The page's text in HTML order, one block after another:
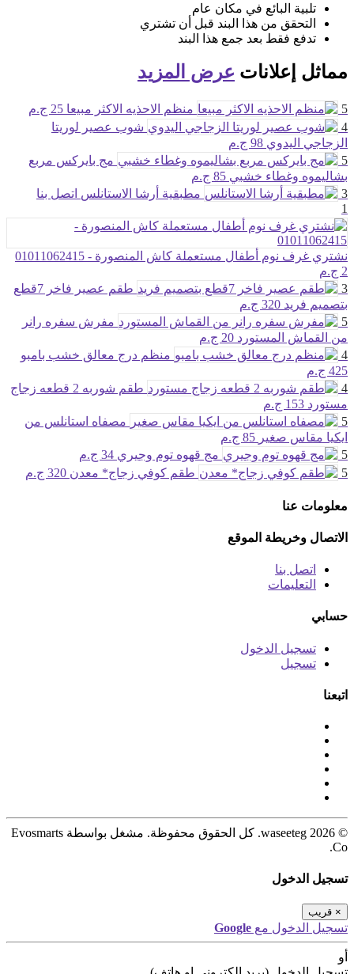
تلبية البائع في مكان عام
التحقق من هذا البند قبل أن تشتري
تدفع فقط بعد جمع هذا البند
مماثل إعلانات عرض المزيد
5 منظم الاحذيه الاكثر مبيعا 25 ج.م
4
شوب عصير لوريتا
الزجاجي اليدوي 98 ج.م
5
مج بايركس مربع
بشاليموه وغطاء خشبي 85 ج.م
3
مطبقية أرشا الاستانلس اتصل بنا
1
نشتري غرف نوم أطفال مستعملة كاش المنصورة - 01011062415
2 ج.م
3
طقم عصير فاخر 7قطع
بتصميم فريد 320 ج.م
5
مفرش سفره رانر
من القماش المستورد 20 ج.م
4
منظم درج معالق خشب بامبو
425 ج.م
4
طقم شوربه 2 قطعه زجاج
مستورد 153 ج.م
5
مصفاه استانلس من
ايكيا مقاس صغير 85 ج.م
5
مج قهوه توم وجيري 34 ج.م
5
طقم كوفي زجاج* معدن 320 ج.م
معلومات عنا
الاتصال وخريطة الموقع
اتصل بنا
التعليمات
حسابي
تسجيل الدخول
تسجيل
اتبعنا
© 2026 waseeteg. كل الحقوق محفوظة. مشغل بواسطة Evosmarts
Co.
تسجيل الدخول
× قريب
تسجيل الدخول مع Google
أو